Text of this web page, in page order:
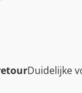
Duidelijke